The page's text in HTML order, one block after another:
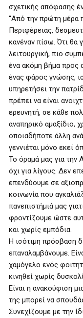
σχετικής απόφασης
“Από την πρώτη μέρα
Περιφέρειας,
κανέναν πίσω. Ότι θα
λειτουργική, πιο
ένα ακόμη βήμα προς
ένας φάρος γνώσης,
υπηρετήσει την
πρέπει να είναι
ερευνητή, σε κάθε
αναπηρικό αμαξίδιο,
οποιαδήποτε άλλη
γεννιέται μόνο εκεί
Το όραμά μας για την
όχι για λίγους. Δεν
επενδύουμε σε
κοινωνία που
πανεπιστήμιά μας
φροντίζουμε ώστε
και χωρίς εμπόδια.
Η ισότιμη πρόσβαση
επαναλαμβάνουμε.
χαμόγελο ενός
κινηθεί χωρίς
Είναι η ανακούφιση
της μπορεί να
Συνεχίζουμε με την